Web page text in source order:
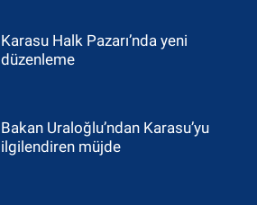
Karasu Halk Pazarı’nda yeni
düzenleme
Bakan Uraloğlu’ndan Karasu’yu
ilgilendiren müjde